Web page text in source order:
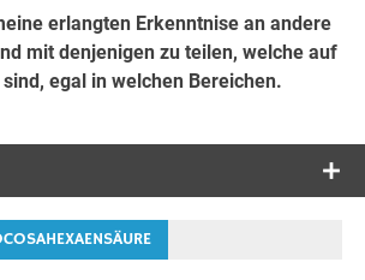
erlangten Erkenntnise an andere
mit denjenigen zu teilen, welche auf
egal in welchen Bereichen.